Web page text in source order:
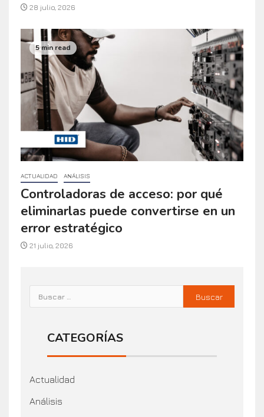
28 julio, 2026
5 min read
ACTUALIDAD ANÁLISIS
Controladoras de acceso: por qué
eliminarlas puede convertirse en un
error estratégico
21 julio, 2026
CATEGORÍAS
Actualidad
Análisis